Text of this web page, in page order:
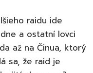
raidu ide
a ostatní lovci
až na Činua, ktorý
sa, že raid je